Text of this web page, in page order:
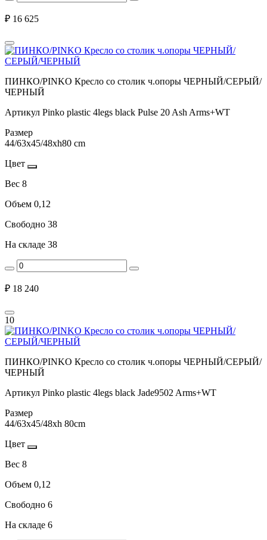
₽ 16 625
ПИНКО/PINKO Кресло со столик ч.опоры ЧЕРНЫЙ/СЕРЫЙ/
ЧЕРНЫЙ
Артикул Pinko plastic 4legs black Pulse 20 Ash Arms+WT
Размер
44/63x45/48xh80 cm
Цвет
Вес 8
Объем 0,12
Свободно 38
На складе 38
₽ 18 240
10
ПИНКО/PINKO Кресло со столик ч.опоры ЧЕРНЫЙ/СЕРЫЙ/
ЧЕРНЫЙ
Артикул Pinko plastic 4legs black Jade9502 Arms+WT
Размер
44/63x45/48xh 80cm
Цвет
Вес 8
Объем 0,12
Свободно 6
На складе 6